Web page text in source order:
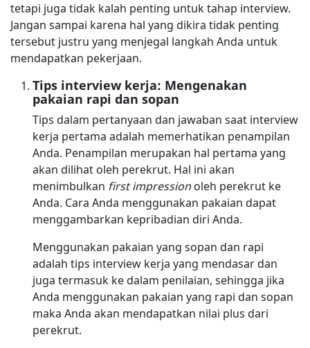
tetapi juga tidak kalah penting untuk tahap interview.
Jangan sampai karena hal yang dikira tidak penting
tersebut justru yang menjegal langkah Anda untuk
mendapatkan pekerjaan.
Tips interview kerja: Mengenakan
pakaian rapi dan sopan
Tips dalam pertanyaan dan jawaban saat interview
kerja pertama adalah memerhatikan penampilan
Anda. Penampilan merupakan hal pertama yang
akan dilihat oleh perekrut. Hal ini akan
menimbulkan first impressionoleh perekrut ke
Anda. Cara Anda menggunakan pakaian dapat
menggambarkan kepribadian diri Anda.
Menggunakan pakaian yang sopan dan rapi
adalah tips interview kerja yang mendasar dan
juga termasuk ke dalam penilaian, sehingga jika
Anda menggunakan pakaian yang rapi dan sopan
maka Anda akan mendapatkan nilai plus dari
perekrut.